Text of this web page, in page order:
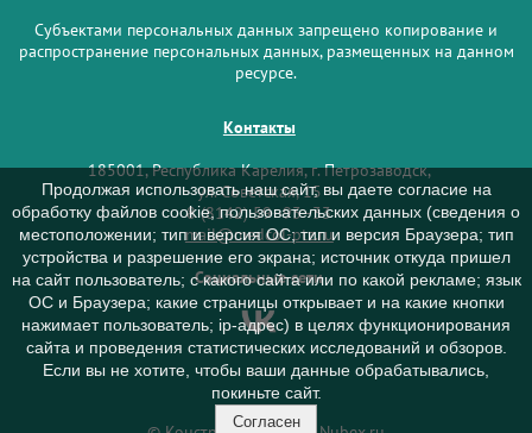
Субъектами персональных данных запрещено копирование и
распространение персональных данных, размещенных на данном
ресурсе.
Контакты
185001, Республика Карелия, г. Петрозаводск,
ул. Советская, 15
8 (8142) 59–93–33
mail@medcol-ptz.ru
Социальные сети
Продолжая использовать наш сайт, вы даете согласие на
обработку файлов cookie, пользовательских данных (сведения о
местоположении; тип и версия ОС; тип и версия Браузера; тип
устройства и разрешение его экрана; источник откуда пришел
на сайт пользователь; с какого сайта или по какой рекламе; язык
ОС и Браузера; какие страницы открывает и на какие кнопки
нажимает пользователь; ip-адрес) в целях функционирования
сайта и проведения статистических исследований и обзоров.
Если вы не хотите, чтобы ваши данные обрабатывались,
покиньте сайт.
Согласен